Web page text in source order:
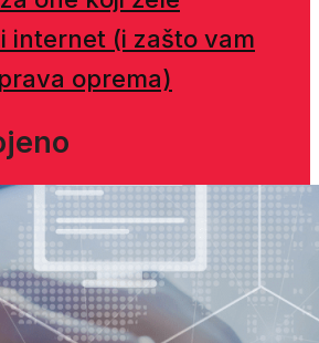
internet (i zašto vam
oprema)